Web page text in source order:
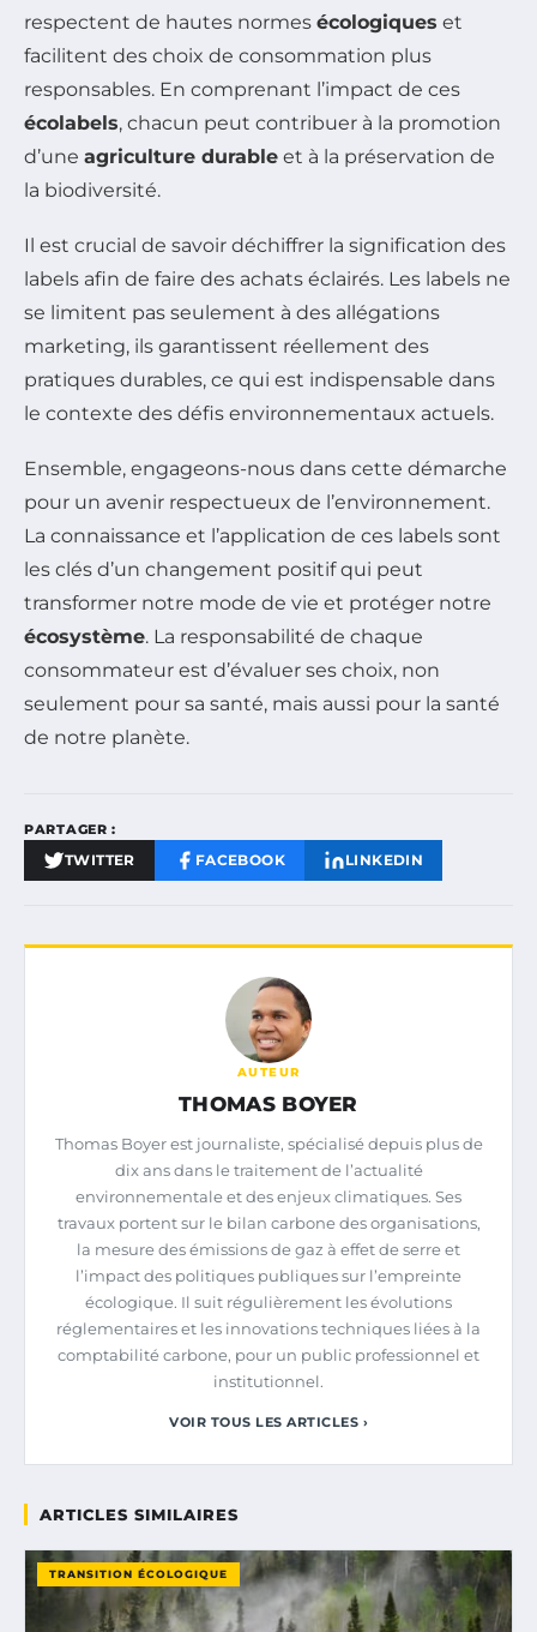
respectent de hautes normes écologiques et
facilitent des choix de consommation plus
responsables. En comprenant l’impact de ces
écolabels, chacun peut contribuer à la promotion
d’une agriculture durable et à la préservation de
la biodiversité.
Il est crucial de savoir déchiffrer la signification des
labels afin de faire des achats éclairés. Les labels ne
se limitent pas seulement à des allégations
marketing, ils garantissent réellement des
pratiques durables, ce qui est indispensable dans
le contexte des défis environnementaux actuels.
Ensemble, engageons-nous dans cette démarche
pour un avenir respectueux de l’environnement.
La connaissance et l’application de ces labels sont
les clés d’un changement positif qui peut
transformer notre mode de vie et protéger notre
écosystème. La responsabilité de chaque
consommateur est d’évaluer ses choix, non
seulement pour sa santé, mais aussi pour la santé
de notre planète.
PARTAGER :
TWITTER FACEBOOK LINKEDIN
AUTEUR
THOMAS BOYER
Thomas Boyer est journaliste, spécialisé depuis plus de
dix ans dans le traitement de l’actualité
environnementale et des enjeux climatiques. Ses
travaux portent sur le bilan carbone des organisations,
la mesure des émissions de gaz à effet de serre et
l’impact des politiques publiques sur l’empreinte
écologique. Il suit régulièrement les évolutions
réglementaires et les innovations techniques liées à la
comptabilité carbone, pour un public professionnel et
institutionnel.
VOIR TOUS LES ARTICLES ›
ARTICLES SIMILAIRES
TRANSITION ÉCOLOGIQUE